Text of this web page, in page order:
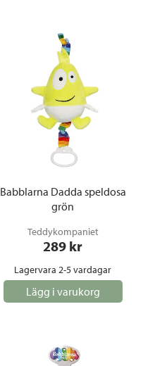
Babblarna Dadda speldosa
grön
Teddykompaniet
289 kr
Lagervara 2-5 vardagar
Lägg i varukorg